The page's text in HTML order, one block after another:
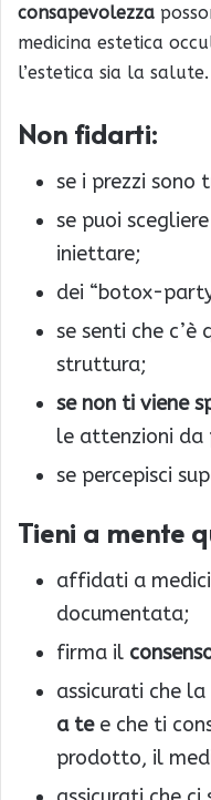
consapevolezza
medicina estetica
l’estetica sia la
Non fidarti:
se i prezzi sono
se puoi
iniettare;
dei “botox-
se senti che
struttura;
se non ti viene
le attenzioni da
se percepisci
Tieni a mente
affidati a
documentata;
firma il
assicurati che la
a tee che ti
prodotto, il